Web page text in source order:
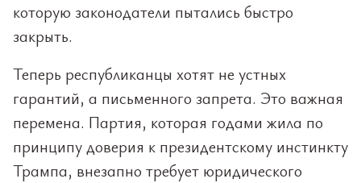
которую законодатели пытались быстро
закрыть.
Теперь республиканцы хотят не устных
гарантий, а письменного запрета. Это важная
перемена. Партия, которая годами жила по
принципу доверия к президентскому инстинкту
Трампа, внезапно требует юридического